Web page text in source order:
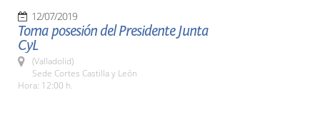
12/07/2019
Toma posesión del Presidente Junta
CyL
(Valladolid)
Sede Cortes Castilla y León
Hora: 12:00 h.